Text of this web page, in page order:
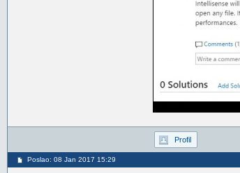
Profil
Poslao: 08 Jan 2017 15:29